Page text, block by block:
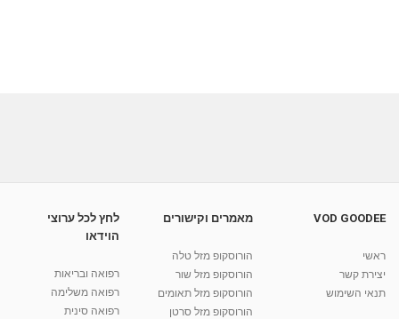
VOD GOODEE
ראשי
יצירת קשר
תנאי השימוש
מאמרים וקישורים
הורוסקופ מזל טלה
הורוסקופ מזל שור
הורוסקופ מזל תאומים
הורוסקופ מזל סרטן
לחץ לכל ערוצי
הוידאו
רפואה ובריאות
רפואה משלימה
רפואה סינית